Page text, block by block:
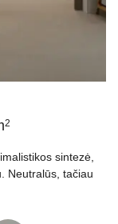
2
sintezė,
Neutralūs, tačiau